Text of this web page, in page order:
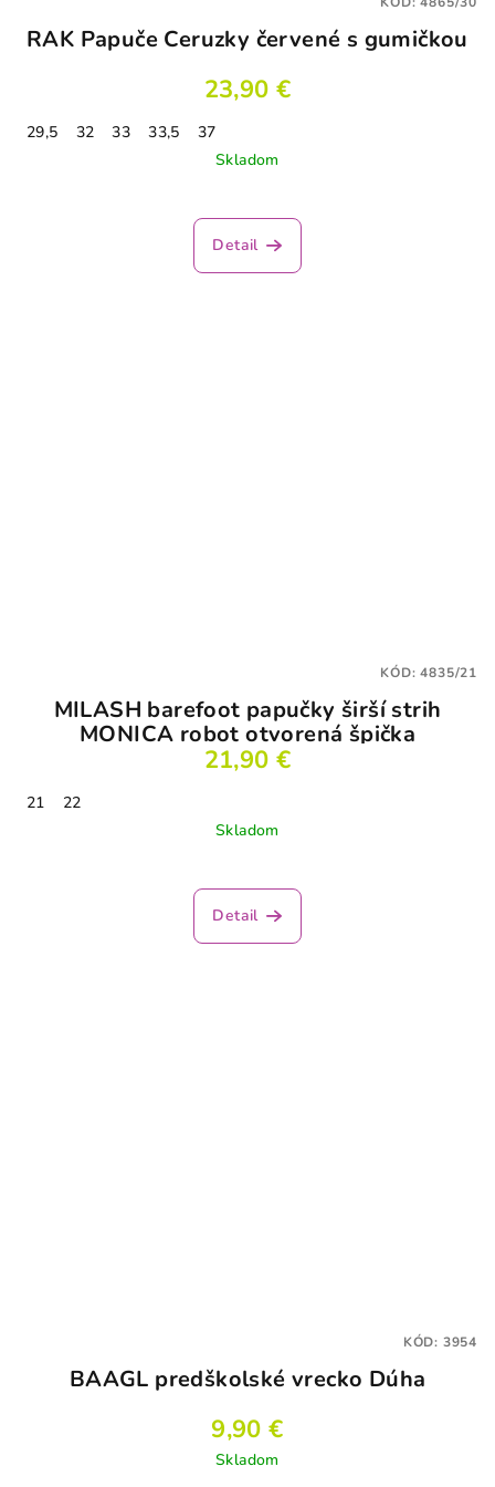
RAK Papuče Ceruzky červené s gumičkou
23,90 €
29,5 32 33 33,5
37
Skladom
Detail
MILASH barefoot papučky širší strih
MONICA robot otvorená špička
21,90 €
21
22
Skladom
hodnotenie
produktu
Detail
KÓD:4835/21
BAAGL predškolské vrecko Dúha
9,90 €
Skladom
KÓD: 3954